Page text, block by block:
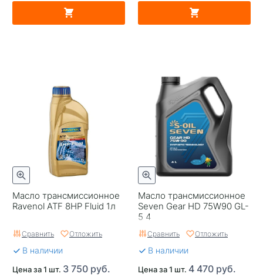
Масло трансмиссионное
Ravenol ATF 8HP Fluid 1л
Сравнить Отложить
В наличии
Цена за 1 шт. 3 750 руб.
Масло трансмиссионное
Seven Gear HD 75W90 GL-
5 4
Сравнить Отложить
В наличии
Цена за 1 шт. 4 470 руб.